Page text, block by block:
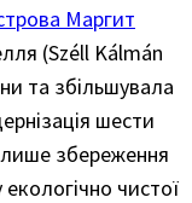
Маргит
(Széll Kálmán
та збільшувала
шести
лише збереження
чистої